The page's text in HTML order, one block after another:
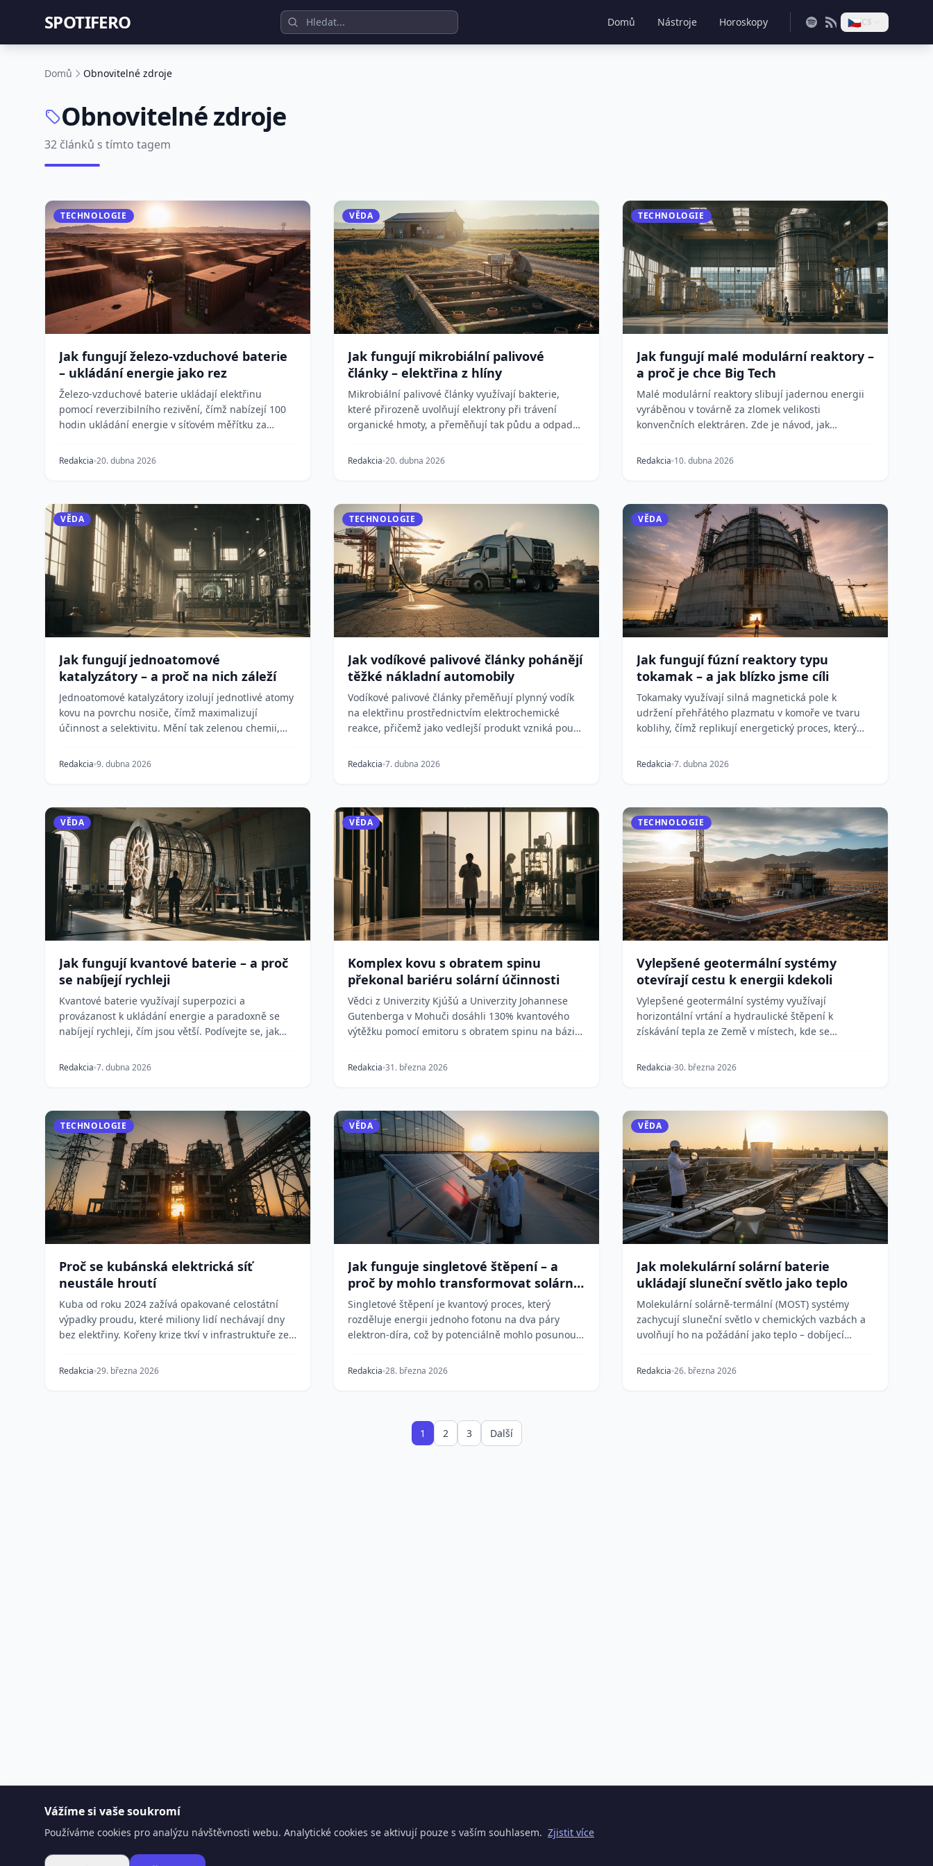
SPOTIFERO Domů Nástroje Horoskopy 🇨🇿CS
Domů Obnovitelné zdroje
Obnovitelné zdroje
32 článků s tímto tagem
TECHNOLOGIE
Jak fungují železo-vzduchové baterie
– ukládání energie jako rez
Železo-vzduchové baterie ukládají elektřinu
pomocí reverzibilního rezivění, čímž nabízejí 100
hodin ukládání energie v síťovém měřítku za
Redakcia 20. dubna 2026
VĚDA
Jak fungují mikrobiální palivové
články – elektřina z hlíny
Mikrobiální palivové články využívají bakterie,
které přirozeně uvolňují elektrony při trávení
organické hmoty, a přeměňují tak půdu a odpadní
Redakcia 20. dubna 2026
TECHNOLOGIE
Jak fungují malé modulární reaktory –
a proč je chce Big Tech
Malé modulární reaktory slibují jadernou energii
vyráběnou v továrně za zlomek velikosti
konvenčních elektráren. Zde je návod, jak
Redakcia 10. dubna 2026
VĚDA
Jak fungují jednoatomové
katalyzátory – a proč na nich záleží
Jednoatomové katalyzátory izolují jednotlivé atomy
kovu na povrchu nosiče, čímž maximalizují
účinnost a selektivitu. Mění tak zelenou chemii,
Redakcia 9. dubna 2026
TECHNOLOGIE
Jak vodíkové palivové články pohánějí
těžké nákladní automobily
Vodíkové palivové články přeměňují plynný vodík
na elektřinu prostřednictvím elektrochemické
reakce, přičemž jako vedlejší produkt vzniká pouze
Redakcia 7. dubna 2026
VĚDA
Jak fungují fúzní reaktory typu
tokamak – a jak blízko jsme cíli
Tokamaky využívají silná magnetická pole k
udržení přehřátého plazmatu v komoře ve tvaru
koblihy, čímž replikují energetický proces, který
Redakcia 7. dubna 2026
VĚDA
Jak fungují kvantové baterie – a proč
se nabíjejí rychleji
Kvantové baterie využívají superpozici a
provázanost k ukládání energie a paradoxně se
nabíjejí rychleji, čím jsou větší. Podívejte se, jak
Redakcia 7. dubna 2026
VĚDA
Komplex kovu s obratem spinu
překonal bariéru solární účinnosti
Vědci z Univerzity Kjúšú a Univerzity Johannese
Gutenberga v Mohuči dosáhli 130% kvantového
výtěžku pomocí emitoru s obratem spinu na bázi
Redakcia 31. března 2026
TECHNOLOGIE
Vylepšené geotermální systémy
otevírají cestu k energii kdekoli
Vylepšené geotermální systémy využívají
horizontální vrtání a hydraulické štěpení k
získávání tepla ze Země v místech, kde se
Redakcia 30. března 2026
TECHNOLOGIE
Proč se kubánská elektrická síť
neustále hroutí
Kuba od roku 2024 zažívá opakované celostátní
výpadky proudu, které miliony lidí nechávají dny
bez elektřiny. Kořeny krize tkví v infrastruktuře ze
Redakcia 29. března 2026
VĚDA
Jak funguje singletové štěpení – a
proč by mohlo transformovat solární
energii
Singletové štěpení je kvantový proces, který
rozděluje energii jednoho fotonu na dva páry
elektron-díra, což by potenciálně mohlo posunout
Redakcia 28. března 2026
VĚDA
Jak molekulární solární baterie
ukládají sluneční světlo jako teplo
Molekulární solárně-termální (MOST) systémy
zachycují sluneční světlo v chemických vazbách a
uvolňují ho na požádání jako teplo – dobíjecí
Redakcia 26. března 2026
1 2 3 Další
Vážíme si vaše soukromí
Používáme cookies pro analýzu návštěvnosti webu. Analytické cookies se aktivují pouze s vaším souhlasem. Zjistit více